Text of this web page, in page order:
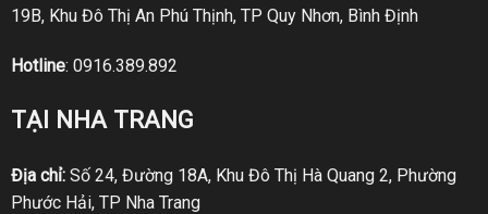
19B, Khu Đô Thị An Phú Thịnh, TP Quy Nhơn, Bình Định
Hotline: 0916.389.892
TẠI NHA TRANG
Địa chỉ:Số 24, Đường 18A, Khu Đô Thị Hà Quang 2, Phường
Phước Hải, TP Nha Trang